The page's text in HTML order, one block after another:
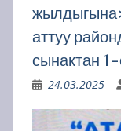
аттуу
сынактан
24.03.2025